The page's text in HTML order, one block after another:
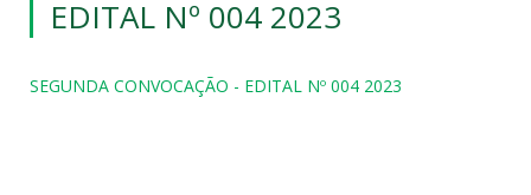
EDITAL Nº 004 2023
SEGUNDA CONVOCAÇÃO - EDITAL Nº 004 2023